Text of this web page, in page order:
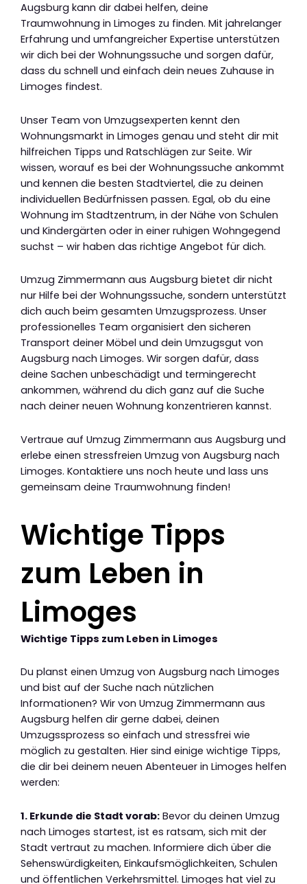
Augsburg kann dir dabei helfen, deine
Traumwohnung in Limoges zu finden. Mit jahrelanger
Erfahrung und umfangreicher Expertise unterstützen
wir dich bei der Wohnungssuche und sorgen dafür,
dass du schnell und einfach dein neues Zuhause in
Limoges findest.
Unser Team von Umzugsexperten kennt den
Wohnungsmarkt in Limoges genau und steht dir mit
hilfreichen Tipps und Ratschlägen zur Seite. Wir
wissen, worauf es bei der Wohnungssuche ankommt
und kennen die besten Stadtviertel, die zu deinen
individuellen Bedürfnissen passen. Egal, ob du eine
Wohnung im Stadtzentrum, in der Nähe von Schulen
und Kindergärten oder in einer ruhigen Wohngegend
suchst – wir haben das richtige Angebot für dich.
Umzug Zimmermann aus Augsburg bietet dir nicht
nur Hilfe bei der Wohnungssuche, sondern unterstützt
dich auch beim gesamten Umzugsprozess. Unser
professionelles Team organisiert den sicheren
Transport deiner Möbel und dein Umzugsgut von
Augsburg nach Limoges. Wir sorgen dafür, dass
deine Sachen unbeschädigt und termingerecht
ankommen, während du dich ganz auf die Suche
nach deiner neuen Wohnung konzentrieren kannst.
Vertraue auf Umzug Zimmermann aus Augsburg und
erlebe einen stressfreien Umzug von Augsburg nach
Limoges. Kontaktiere uns noch heute und lass uns
gemeinsam deine Traumwohnung finden!
Wichtige Tipps
zum Leben in
Limoges
Wichtige Tipps zum Leben in Limoges
Du planst einen Umzug von Augsburg nach Limoges
und bist auf der Suche nach nützlichen
Informationen? Wir von Umzug Zimmermann aus
Augsburg helfen dir gerne dabei, deinen
Umzugssprozess so einfach und stressfrei wie
möglich zu gestalten. Hier sind einige wichtige Tipps,
die dir bei deinem neuen Abenteuer in Limoges helfen
werden:
1. Erkunde die Stadt vorab: Bevor du deinen Umzug
nach Limoges startest, ist es ratsam, sich mit der
Stadt vertraut zu machen. Informiere dich über die
Sehenswürdigkeiten, Einkaufsmöglichkeiten, Schulen
und öffentlichen Verkehrsmittel. Limoges hat viel zu